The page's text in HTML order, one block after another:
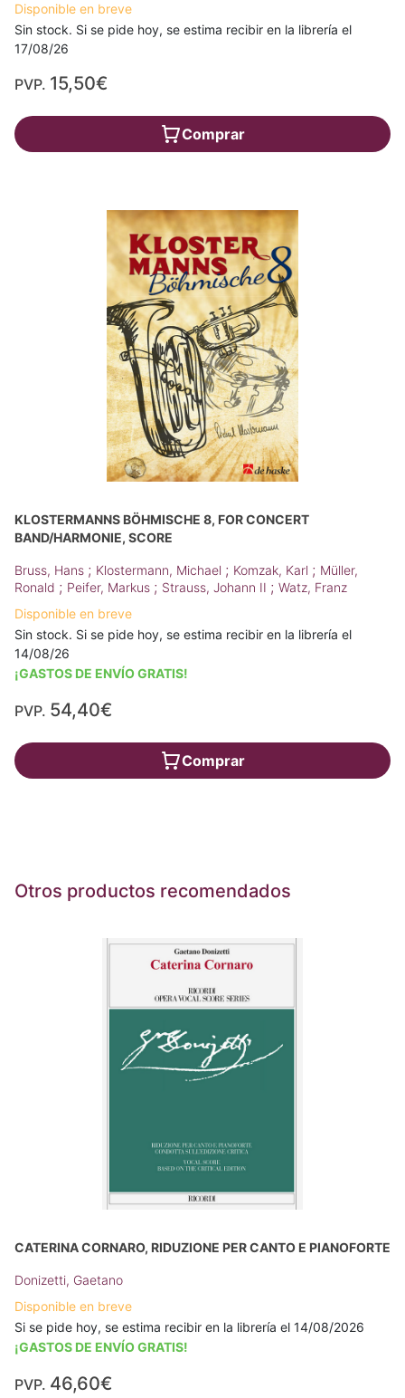
Disponible en breve
Sin stock. Si se pide hoy, se estima recibir en la librería el
17/08/26
PVP. 15,50€
Comprar
KLOSTERMANNS BÖHMISCHE 8, FOR CONCERT
BAND/HARMONIE, SCORE
Bruss, Hans ; Klostermann, Michael ; Komzak, Karl ; Müller,
Ronald ; Peifer, Markus ; Strauss, Johann II ; Watz, Franz
Disponible en breve
Sin stock. Si se pide hoy, se estima recibir en la librería el
14/08/26
¡GASTOS DE ENVÍO GRATIS!
PVP. 54,40€
Comprar
Otros productos recomendados
CATERINA CORNARO, RIDUZIONE PER CANTO E PIANOFORTE
Donizetti, Gaetano
Disponible en breve
Si se pide hoy, se estima recibir en la librería el 14/08/2026
¡GASTOS DE ENVÍO GRATIS!
PVP. 46,60€